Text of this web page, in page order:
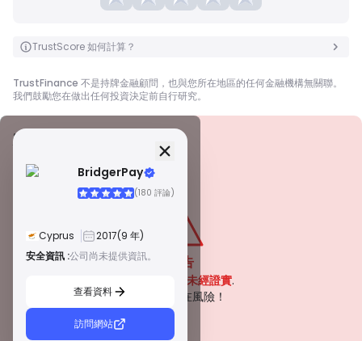
TrustScore 如何計算？
TrustFinance 不是持牌金融顧問，也與您所在地區的任何金融機構無關聯。
我們鼓勵您在做出任何投資決定前自行研究。
BridgerPay
(180 評論)
Cyprus 2017(9 年)
安全資訊 :公司尚未提供資訊。
查看資料
訪問網站
安全資訊
警告
未經證實.
請注意潛在風險！
由全球知名監管機構頒發，這些許可證透過嚴格的合規性、資金隔離、保險和
定期審計，確保最高程度的交易者保護。爭議解決和遵守 AML/CTF 標準進一
由受尊敬的區域監管機構授予，這些許可證提供強大的安全措施，例如資金隔
離、財務報告和補償計劃。雖然沒有等級 1 那麼嚴格，但它們提供可靠的區域
由新興市場的監管機構頒發，這些許可證提供基本保護，例如最低資本要求和
AML 政策。監管較不嚴格，因此交易者應謹慎行事並驗證安全措施。